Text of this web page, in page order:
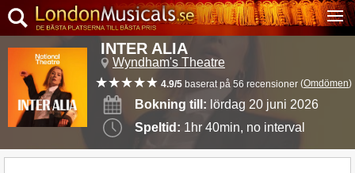
INTER ALIA
Wyndham's Theatre
4.9/5 baserat på 56 recensioner (Omdömen)
Bokning till: lördag 20 juni 2026
Speltid: 1hr 40min, no interval